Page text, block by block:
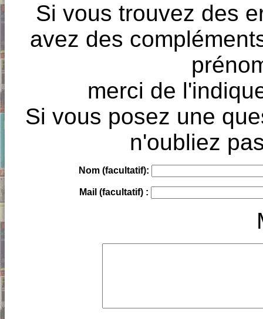
Si vous trouvez des
avez des
merci de
Si vous posez une
n'oubliez
Nom (facultatif):
Mail (facultatif) :